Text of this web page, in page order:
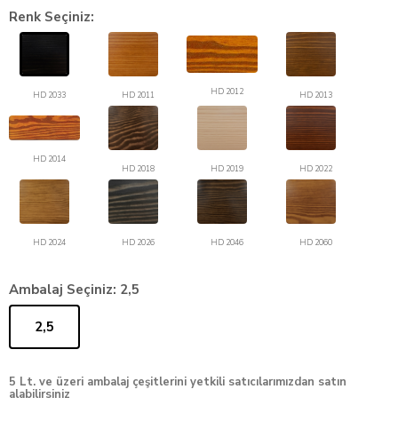
Renk Seçiniz:
HD 2033 HD 2011 HD 2012 HD 2013
HD 2014
HD 2018
HD 2019 HD 2022
HD 2024 HD 2026 HD 2046 HD 2060
Ambalaj Seçiniz: 2,5
2,5
5 Lt. ve üzeri ambalaj çeşitlerini yetkili satıcılarımızdan satın
alabilirsiniz